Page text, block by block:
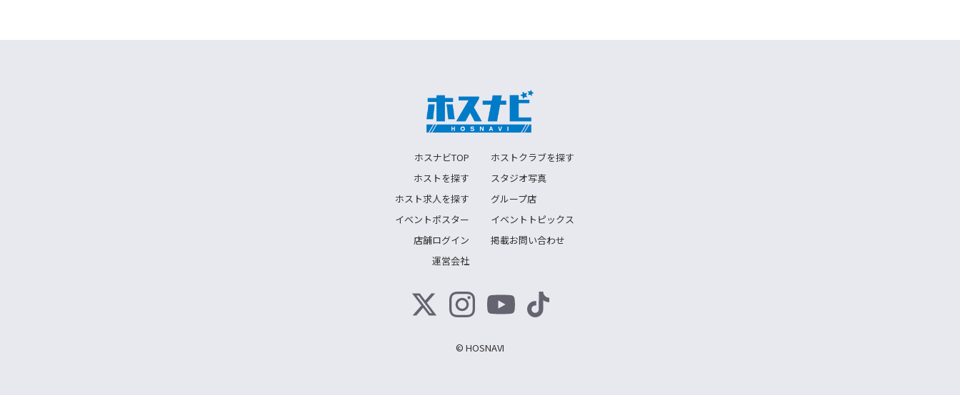
ホスナビTOP
ホストクラブを探す
ホストを探す
スタジオ写真
ホスト求人を探す
グループ店
イベントポスター
イベントトピックス
店舗ログイン
掲載お問い合わせ
運営会社
© HOSNAVI